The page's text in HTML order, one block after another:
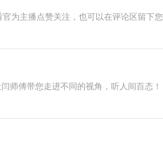
为主播点赞关注，也可以在评论区留下您
师傅带您走进不同的视角，听人间百态！